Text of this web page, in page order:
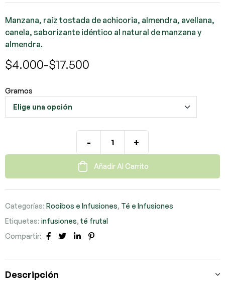
Manzana, raíz tostada de achicoria, almendra, avellana,
canela, saborizante idéntico al natural de manzana y
almendra.
$4.000-$17.500
Gramos
- +
Añadir Al Carrito
Categorías: Rooibos e Infusiones, Té e Infusiones
Etiquetas: infusiones, té frutal
Compartir:
Facebook
TwitterLinkedIn
Descripción